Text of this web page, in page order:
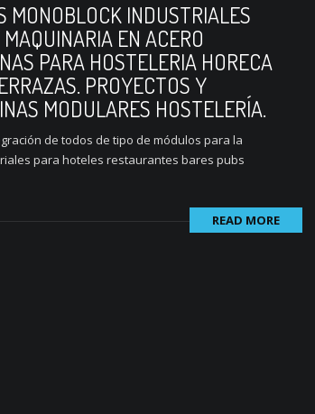
MONOBLOCK INDUSTRIALES
EN ACERO
PARA HOSTELERIA HORECA
PROYECTOS Y
MODULARES HOSTELERÍA.
de todos de tipo de módulos para la
para hoteles restaurantes bares pubs
READ MORE